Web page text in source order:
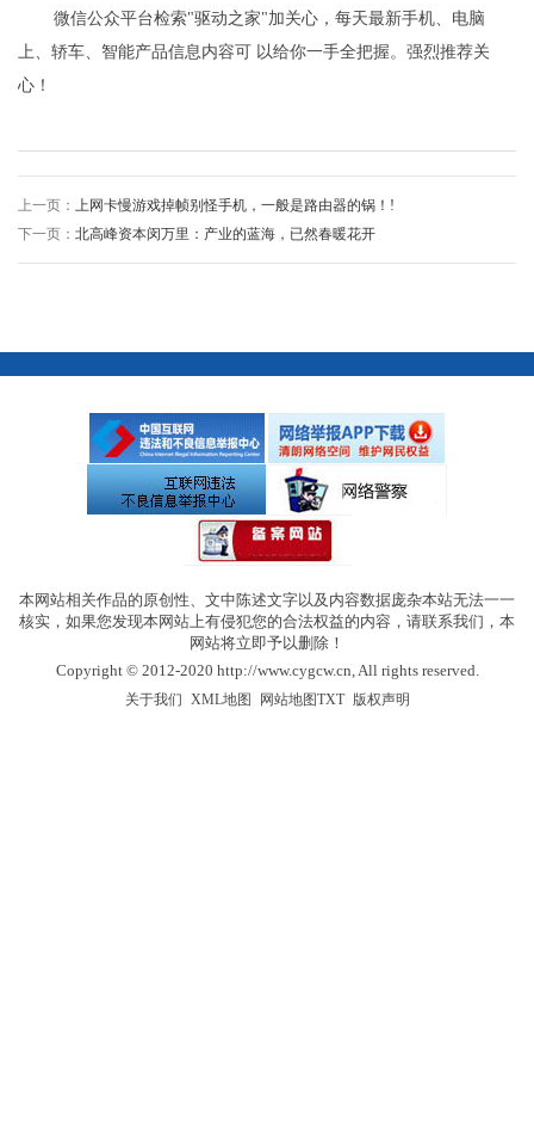
微信公众平台检索"驱动之家"加关心，每天最新手机、电脑
上、轿车、智能产品信息内容可 以给你一手全把握。强烈推荐关
心！
上一页： ​上网卡慢游戏掉帧别怪手机，一般是路由器的锅！!
下一页： 北高峰资本闵万里：产业的蓝海，已然春暖花开
本网站相关作品的原创性、文中陈述文字以及内容数据庞杂本站无法一一
核实，如果您发现本网站上有侵犯您的合法权益的内容，请联系我们，本
网站将立即予以删除！
Copyright © 2012-2020 http://www.cygcw.cn, All rights reserved.
关于我们 XML地图 网站地图TXT| 版权声明